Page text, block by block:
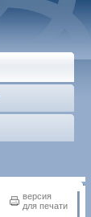
версия
для печати